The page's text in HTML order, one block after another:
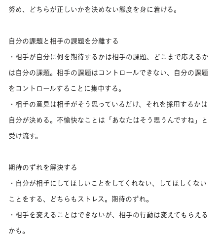
努め、どちらが正しいかを決めない態度を身に着ける。
自分の課題と相手の課題を分離する
・相手が自分に何を期待するかは相手の課題、どこまで応えるか
は自分の課題。相手の課題はコントロールできない、自分の課題
をコントロールすることに集中する。
・相手の意見は相手がそう思っているだけ、それを採用するかは
自分が決める。不愉快なことは「あなたはそう思うんですね」と
受け流す。
期待のずれを解決する
・自分が相手にしてほしいことをしてくれない、してほしくない
ことをする、どちらもストレス。期待のずれ。
・相手を変えることはできないが、相手の行動は変えてもらえる
かも。